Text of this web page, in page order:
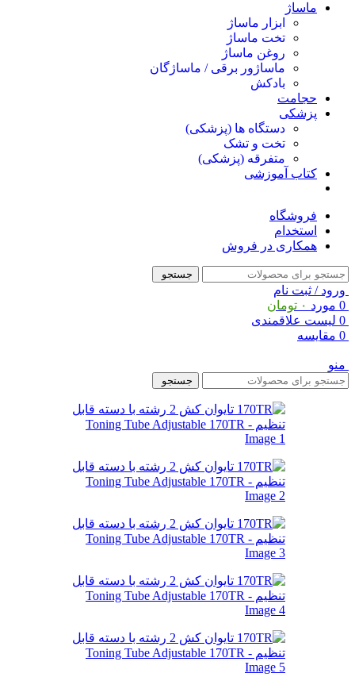
ماساژ
ابزار ماساژ
تخت ماساژ
روغن ماساژ
ماساژور برقی / ماساژگان
بادکش
حجامت
پزشکی
دستگاه ها (پزشکی)
تخت و تشک
متفرقه (پزشکی)
کتاب آموزشی
فروشگاه
استخدام
همکاری در فروش
جستجو
ورود / ثبت نام
0 مورد ۰ تومان
0 لیست علاقمندی
0 مقایسه
منو
جستجو